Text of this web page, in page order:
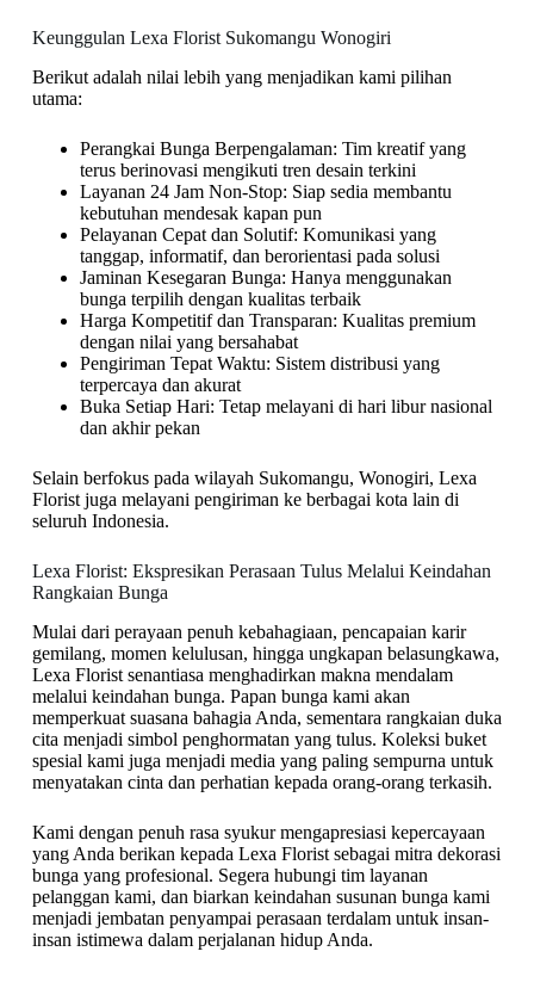
Keunggulan Lexa Florist Sukomangu Wonogiri
Berikut adalah nilai lebih yang menjadikan kami pilihan
utama:
Perangkai Bunga Berpengalaman: Tim kreatif yang
terus berinovasi mengikuti tren desain terkini
Layanan 24 Jam Non-Stop: Siap sedia membantu
kebutuhan mendesak kapan pun
Pelayanan Cepat dan Solutif: Komunikasi yang
tanggap, informatif, dan berorientasi pada solusi
Jaminan Kesegaran Bunga: Hanya menggunakan
bunga terpilih dengan kualitas terbaik
Harga Kompetitif dan Transparan: Kualitas premium
dengan nilai yang bersahabat
Pengiriman Tepat Waktu: Sistem distribusi yang
terpercaya dan akurat
Buka Setiap Hari: Tetap melayani di hari libur nasional
dan akhir pekan
Selain berfokus pada wilayah Sukomangu, Wonogiri, Lexa
Florist juga melayani pengiriman ke berbagai kota lain di
seluruh Indonesia.
Lexa Florist: Ekspresikan Perasaan Tulus Melalui Keindahan
Rangkaian Bunga
Mulai dari perayaan penuh kebahagiaan, pencapaian karir
gemilang, momen kelulusan, hingga ungkapan belasungkawa,
Lexa Florist senantiasa menghadirkan makna mendalam
melalui keindahan bunga. Papan bunga kami akan
memperkuat suasana bahagia Anda, sementara rangkaian duka
cita menjadi simbol penghormatan yang tulus. Koleksi buket
spesial kami juga menjadi media yang paling sempurna untuk
menyatakan cinta dan perhatian kepada orang-orang terkasih.
Kami dengan penuh rasa syukur mengapresiasi kepercayaan
yang Anda berikan kepada Lexa Florist sebagai mitra dekorasi
bunga yang profesional. Segera hubungi tim layanan
pelanggan kami, dan biarkan keindahan susunan bunga kami
menjadi jembatan penyampai perasaan terdalam untuk insan-
insan istimewa dalam perjalanan hidup Anda.